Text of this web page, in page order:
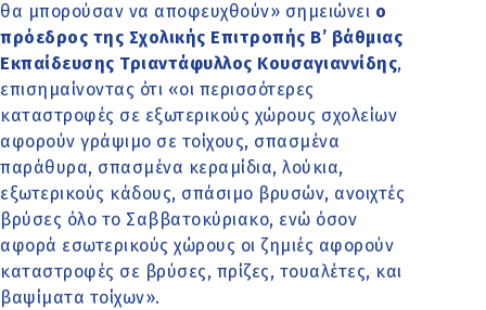
θα μπορούσαν να αποφευχθούν» σημειώνει ο
πρόεδρος της Σχολικής Επιτροπής Β’ βάθμιας
Εκπαίδευσης Τριαντάφυλλος Κουσαγιαννίδης,
επισημαίνοντας ότι «οι περισσότερες
καταστροφές σε εξωτερικούς χώρους σχολείων
αφορούν γράψιμο σε τοίχους, σπασμένα
παράθυρα, σπασμένα κεραμίδια, λούκια,
εξωτερικούς κάδους, σπάσιμο βρυσών, ανοιχτές
βρύσες όλο το Σαββατοκύριακο, ενώ όσον
αφορά εσωτερικούς χώρους οι ζημιές αφορούν
καταστροφές σε βρύσες, πρίζες, τουαλέτες, και
βαψίματα τοίχων».